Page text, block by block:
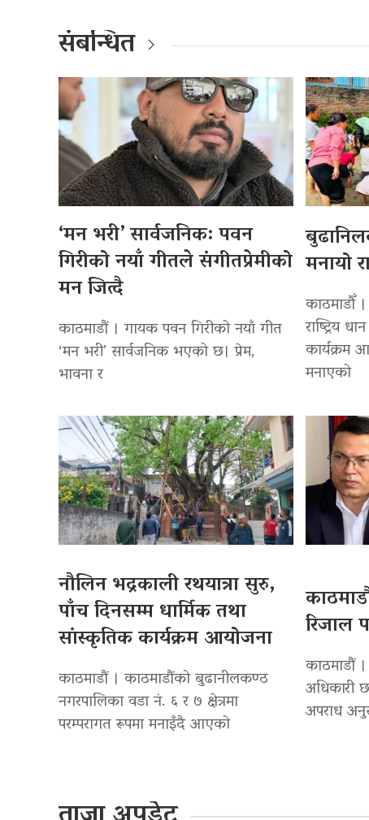
संबन्धित
‘मन भरी’ सार्वजनिक: पवन
गिरीको नयाँ गीतले संगीतप्रेमीको
मन जित्दै
काठमाडौं । गायक पवन गिरीको नयाँ गीत
‘मन भरी’ सार्वजनिक भएको छ। प्रेम,
भावना र
मनायो
काठमाडौँ
राष्ट्रिय
कार्यक्रम
मनाएको
नौलिन भद्रकाली रथयात्रा सुरु,
पाँच दिनसम्म धार्मिक तथा
सांस्कृतिक कार्यक्रम आयोजना
काठमाडौं । काठमाडौंको बुढानीलकण्ठ
नगरपालिका वडा नं. ६ र ७ क्षेत्रमा
परम्परागत रूपमा मनाइँदै आएको
रिजाल
काठमाडौं
अधिकारी
अपराध